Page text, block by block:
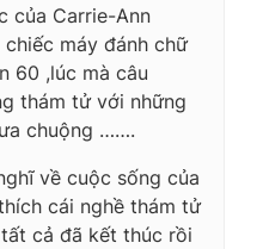
của Carrie-Ann
máy đánh chữ
60 ,lúc mà câu
thám tử với những
chuộng …….
về cuộc sống của
cái nghề thám tử
cả đã kết thúc rồi